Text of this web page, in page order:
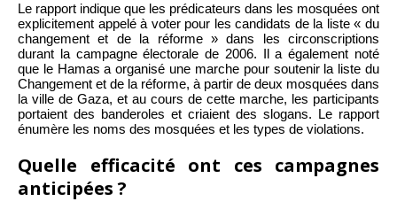
Le rapport indique que les prédicateurs dans les mosquées ont
explicitement appelé à voter pour les candidats de la liste « du
changement et de la réforme » dans les circonscriptions
durant la campagne électorale de 2006. Il a également noté
que le Hamas a organisé une marche pour soutenir la liste du
Changement et de la réforme, à partir de deux mosquées dans
la ville de Gaza, et au cours de cette marche, les participants
portaient des banderoles et criaient des slogans. Le rapport
énumère les noms des mosquées et les types de violations.
Quelle efficacité ont ces campagnes
anticipées ?